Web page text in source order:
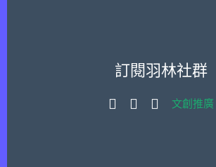
訂閱羽林社群
文創推廣